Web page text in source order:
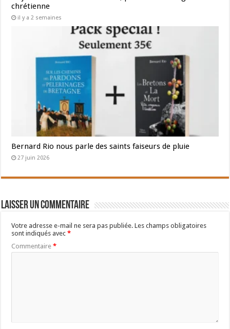
chrétienne
il y a 2 semaines
Bernard Rio nous parle des saints faiseurs de pluie
27 juin 2026
Laisser un commentaire
Votre adresse e-mail ne sera pas publiée. Les champs obligatoires
sont indiqués avec*
Commentaire*